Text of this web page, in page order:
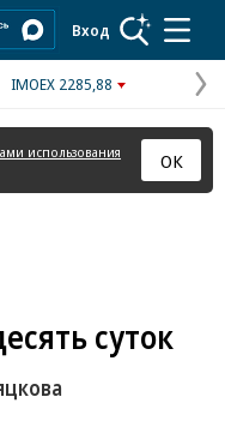
Вход
IMOEX 2285,88
использования
ОК
суток